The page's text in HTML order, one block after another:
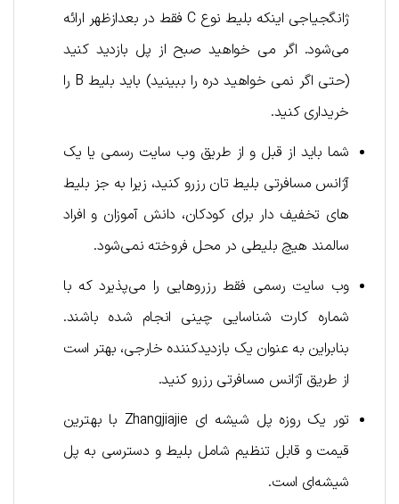
ژانگجیاجی اینکه بلیط نوع C فقط در بعدازظهر ارائه
می‌شود. اگر می خواهید صبح از پل بازدید کنید
(حتی اگر نمی خواهید دره را ببینید) باید بلیط B را
خریداری کنید.
شما باید از قبل و از طریق وب سایت رسمی یا یک
آژانس مسافرتی بلیط تان رزرو کنید، زیرا به جز بلیط
های تخفیف دار برای کودکان، دانش آموزان و افراد
سالمند هیچ بلیطی در محل فروخته نمی‌شود.
وب سایت رسمی فقط رزروهایی را می‌پذیرد که با
شماره کارت شناسایی چینی انجام شده باشند.
بنابراین به عنوان یک بازدیدکننده خارجی، بهتر است
از طریق آژانس مسافرتی رزرو کنید.
تور یک روزه پل شیشه ای Zhangjiajie با بهترین
قیمت و قابل تنظیم شامل بلیط و دسترسی به پل
شیشه‌ای است.